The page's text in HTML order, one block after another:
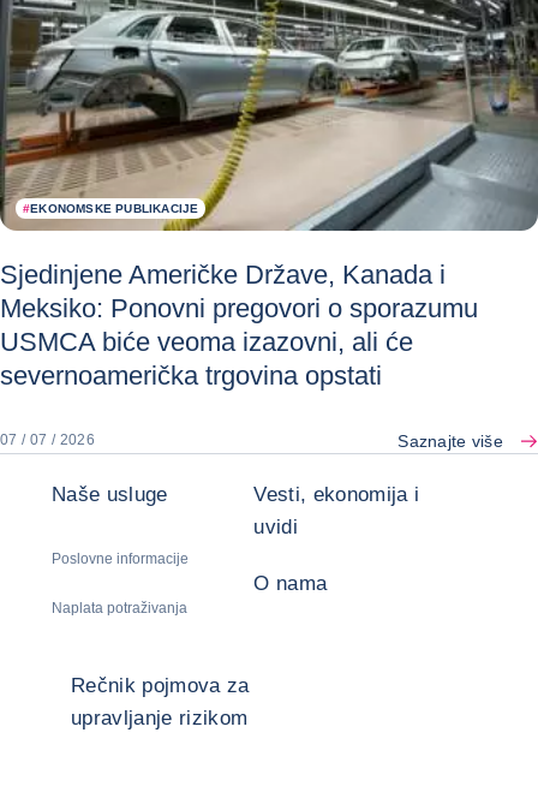
#EKONOMSKE PUBLIKACIJE
Sjedinjene Američke Države, Kanada i
Meksiko: Ponovni pregovori o sporazumu
USMCA biće veoma izazovni, ali će
severnoamerička trgovina opstati
07 / 07 / 2026 Saznajte više
Naše usluge
Poslovne informacije
Naplata potraživanja
Vesti, ekonomija i
uvidi
O nama
Rečnik pojmova za
upravljanje rizikom